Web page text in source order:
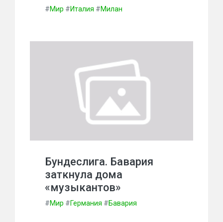
#Мир #Италия #Милан
Бундеслига. Бавария
заткнула дома
«музыкантов»
#Мир #Германия #Бавария